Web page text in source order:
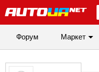
Форум Маркет